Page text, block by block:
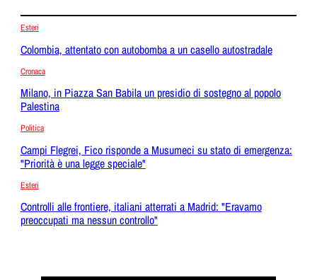
Esteri
Colombia, attentato con autobomba a un casello autostradale
Cronaca
Milano, in Piazza San Babila un presidio di sostegno al popolo
Palestina
Politica
Campi Flegrei, Fico risponde a Musumeci su stato di emergenza:
"Priorità è una legge speciale"
Esteri
Controlli alle frontiere, italiani atterrati a Madrid: "Eravamo
preoccupati ma nessun controllo"